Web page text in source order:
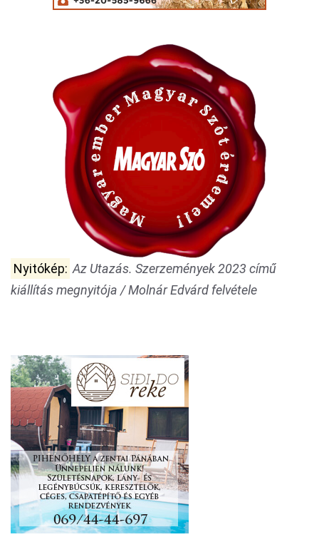
Nyitókép: Az Utazás. Szerzemények 2023 című
kiállítás megnyitója / Molnár Edvárd felvétele